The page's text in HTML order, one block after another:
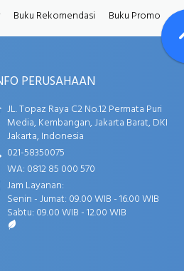
Buku Rekomendasi Buku Promo
PERUSAHAAN
JL. Topaz Raya C2 No.12 Permata Puri
Media, Kembangan, Jakarta Barat, DKI
Jakarta, Indonesia
021-58350075
WA: 0812 85 000 570
Jam Layanan:
Senin - Jumat: 09.00 WIB - 16.00 WIB
Sabtu: 09.00 WIB - 12.00 WIB